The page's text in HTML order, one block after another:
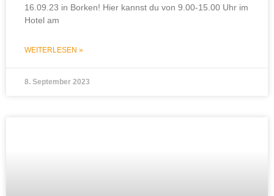
16.09.23 in Borken! Hier kannst du von 9.00-15.00 Uhr im
Hotel am
WEITERLESEN »
8. September 2023